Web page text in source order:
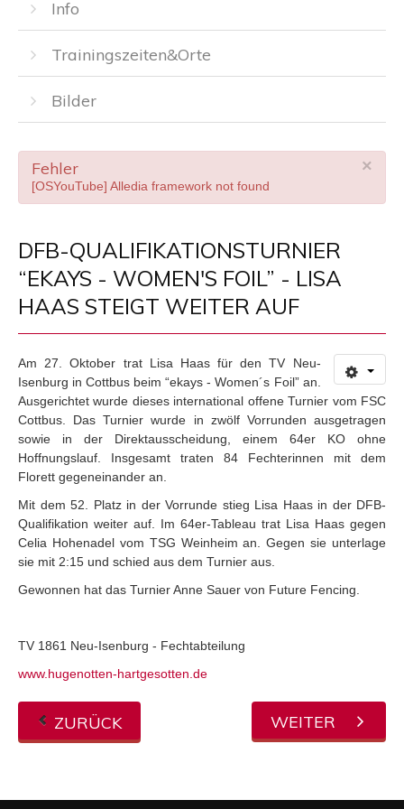
Info
Trainingszeiten&Orte
Bilder
×
Fehler
[OSYouTube] Alledia framework not found
DFB-QUALIFIKATIONSTURNIER
“EKAYS - WOMEN'S FOIL” - LISA
HAAS STEIGT WEITER AUF
Am 27. Oktober trat Lisa Haas für den TV Neu-
Isenburg in Cottbus beim “ekays - Women´s Foil” an.
Ausgerichtet wurde dieses international offene Turnier vom FSC
Cottbus. Das Turnier wurde in zwölf Vorrunden ausgetragen
sowie in der Direktausscheidung, einem 64er KO ohne
Hoffnungslauf. Insgesamt traten 84 Fechterinnen mit dem
Florett gegeneinander an.
Mit dem 52. Platz in der Vorrunde stieg Lisa Haas in der DFB-
Qualifikation weiter auf. Im 64er-Tableau trat Lisa Haas gegen
Celia Hohenadel vom TSG Weinheim an. Gegen sie unterlage
sie mit 2:15 und schied aus dem Turnier aus.
Gewonnen hat das Turnier Anne Sauer von Future Fencing.
TV 1861 Neu-Isenburg - Fechtabteilung
www.hugenotten-hartgesotten.de
ZURÜCK WEITER